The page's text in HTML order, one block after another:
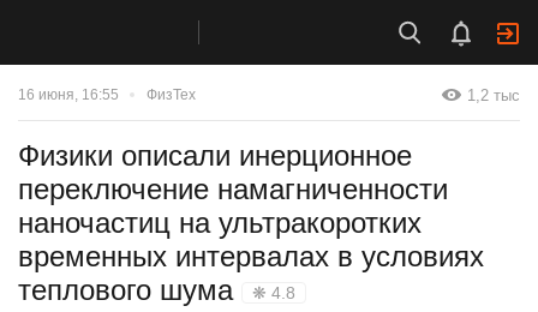
16 июня, 16:55 ФизТех 1,2 тыс
Физики описали инерционное
переключение намагниченности
наночастиц на ультракоротких
временных интервалах в условиях
теплового шума
❋ 4.8